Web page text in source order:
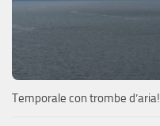
Temporale con trombe d’aria!